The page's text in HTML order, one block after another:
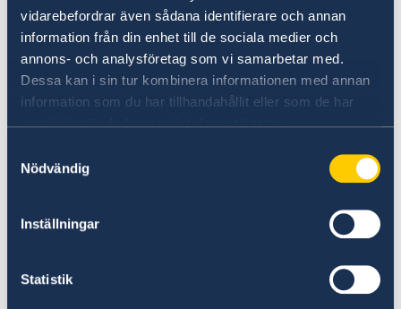
vidarebefordrar även sådana identifierare och annan
information från din enhet till de sociala medier och
annons- och analysföretag som vi samarbetar med.
Dessa kan i sin tur kombinera informationen med annan
information som du har tillhandahållit eller som de har
samlat in när du har använt deras tjänster.
Nödvändig
Inställningar
Statistik
kontaktas:
Helsingfors stads socialjour
tel. +358 (0)20 696 006 (öppet dygnet runt )
ekonomiskt bistånd till nödställda svenska
från Sverige hänvisas till växlingskontor som
Forex.
Klicka här för att läsa mer om vad Sveriges